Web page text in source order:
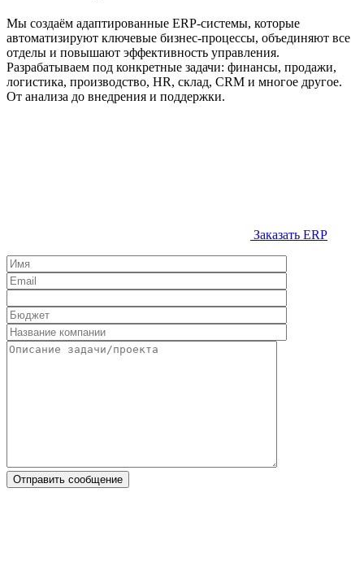
Мы создаём адаптированные ERP-системы, которые
автоматизируют ключевые бизнес-процессы, объединяют все
отделы и повышают эффективность управления.
Разрабатываем под конкретные задачи: финансы, продажи,
логистика, производство, HR, склад, CRM и многое другое.
От анализа до внедрения и поддержки.
Заказать ERP